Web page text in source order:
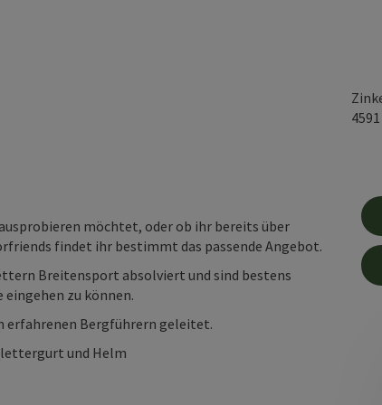
4591
möchtet, oder ob ihr bereits über
findet ihr bestimmt das passende Angebot.
Breitensport absolviert und sind bestens
zu können.
erfahrenen Bergführern geleitet.
und Helm